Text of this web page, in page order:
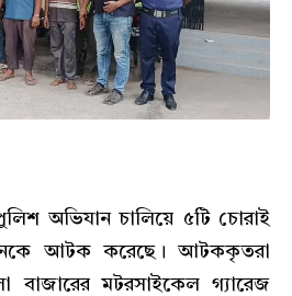
অভিযান চালিয়ে ৫টি চোরাই
আটক করেছে। আটককৃতরা
বাজারের মটরসাইকেল গ্যারেজ